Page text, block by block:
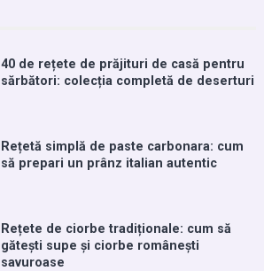
40 de rețete de prăjituri de casă pentru
sărbători: colecția completă de deserturi
Rețetă simplă de paste carbonara: cum
să prepari un prânz italian autentic
Rețete de ciorbe tradiționale: cum să
gătești supe și ciorbe românești
savuroase